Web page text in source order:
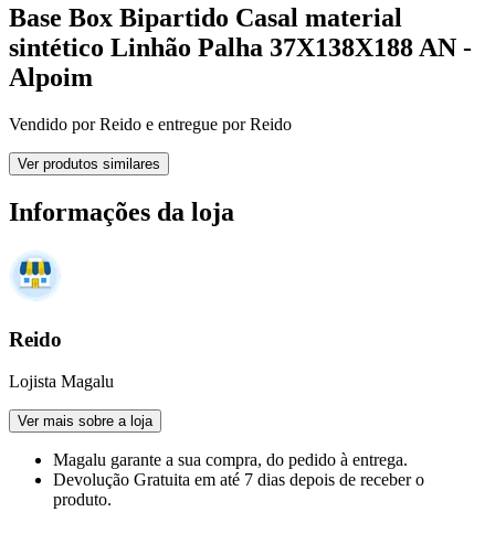
Base Box Bipartido Casal material
sintético Linhão Palha 37X138X188 AN -
Alpoim
Vendido porReido e entregue por Reido
Ver produtos similares
Informações da loja
Reido
Lojista Magalu
Ver mais sobre a loja
Magalu garante a sua compra, do pedido à entrega.
Devolução Gratuita em até 7 dias depois de receber o
produto.